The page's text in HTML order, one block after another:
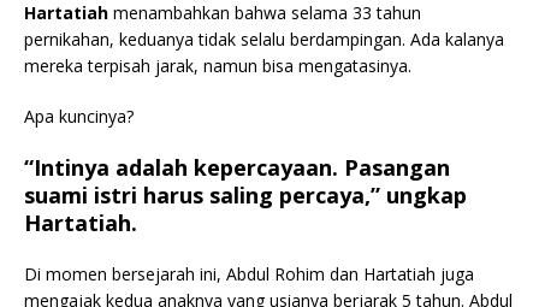
Hartatiah menambahkan bahwa selama 33 tahun
pernikahan, keduanya tidak selalu berdampingan. Ada kalanya
mereka terpisah jarak, namun bisa mengatasinya.
Apa kuncinya?
“Intinya adalah kepercayaan. Pasangan
suami istri harus saling percaya,” ungkap
Hartatiah.
Di momen bersejarah ini, Abdul Rohim dan Hartatiah juga
mengajak kedua anaknya yang usianya berjarak 5 tahun. Abdul